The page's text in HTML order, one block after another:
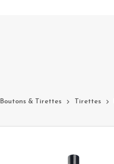
Boutons & Tirettes chevron_right Tirettes chevron_right